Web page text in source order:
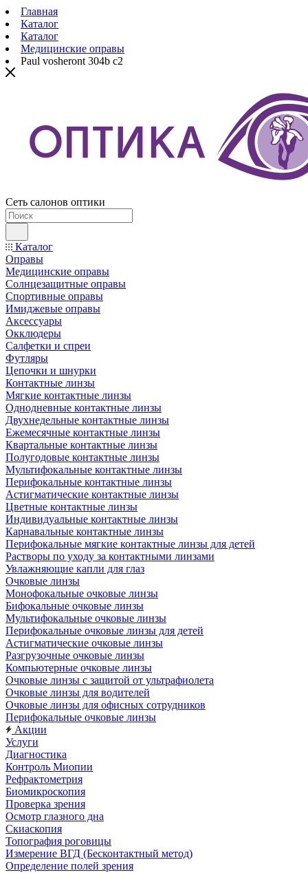
Главная
Каталог
Каталог
Медицинские оправы
Paul vosheront 304b c2
Сеть салонов оптики
Каталог
Оправы
Медицинские оправы
Солнцезащитные оправы
Спортивные оправы
Имиджевые оправы
Аксессуары
Окклюдеры
Салфетки и спреи
Футляры
Цепочки и шнурки
Контактные линзы
Мягкие контактные линзы
Однодневные контактные линзы
Двухнедельные контактные линзы
Ежемесячные контактные линзы
Квартальные контактные линзы
Полугодовые контактные линзы
Мультифокальные контактные линзы
Перифокальные контактные линзы
Астигматические контактные линзы
Цветные контактные линзы
Индивидуальные контактные линзы
Карнавальные контактные линзы
Перифокальные мягкие контактные линзы для детей
Растворы по уходу за контактными линзами
Увлажняющие капли для глаз
Очковые линзы
Монофокальные очковые линзы
Бифокальные очковые линзы
Мультифокальные очковые линзы
Перифокальные очковые линзы для детей
Астигматические очковые линзы
Разгрузочные очковые линзы
Компьютерные очковые линзы
Очковые линзы с защитой от ультрафиолета
Очковые линзы для водителей
Очковые линзы для офисных сотрудников
Перифокальные очковые линзы
Акции
Услуги
Диагностика
Контроль Миопии
Рефрактометрия
Биомикроскопия
Проверка зрения
Осмотр глазного дна
Скиаскопия
Топография роговицы
Измерение ВГД (Бесконтактный метод)
Определение полей зрения